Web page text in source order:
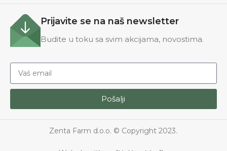
Prijavite se na naš newsletter
Budite u toku sa svim akcijama, novostima.
Pošalji
Zenta Farm d.o.o. © Copyright 2023.